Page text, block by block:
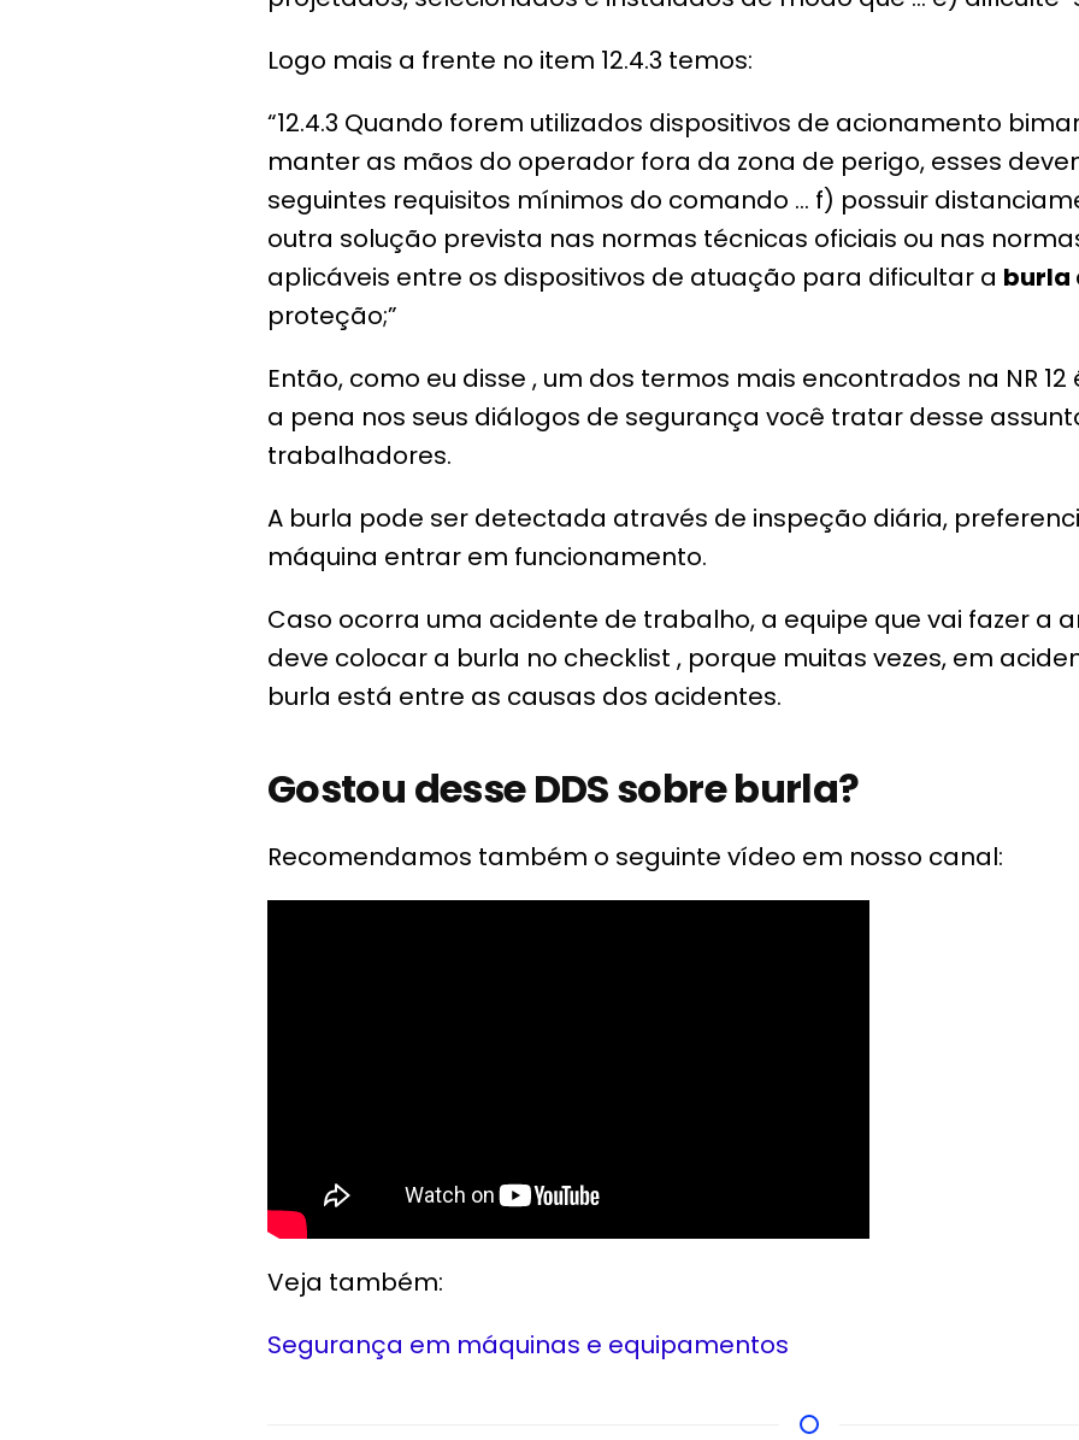
Logo mais a frente no item 12.4.3 temos:
“12.4.3 Quando forem utilizados dispositivos de acionamento
manter as mãos do operador fora da zona de perigo, esses
seguintes requisitos mínimos do comando … f) possuir
outra solução prevista nas normas técnicas oficiais ou nas
aplicáveis entre os dispositivos de atuação para dificultar a burla
proteção;”
Então, como eu disse , um dos termos mais encontrados na NR 12
a pena nos seus diálogos de segurança você tratar desse
trabalhadores.
A burla pode ser detectada através de inspeção diária,
máquina entrar em funcionamento.
Caso ocorra uma acidente de trabalho, a equipe que vai fazer a
deve colocar a burla no checklist , porque muitas vezes, em
burla está entre as causas dos acidentes.
Gostou desse DDS sobre burla?
Recomendamos também o seguinte vídeo em nosso canal:
Veja também:
Segurança em máquinas e equipamentos